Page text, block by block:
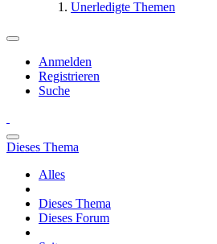
Unerledigte Themen
Anmelden
Registrieren
Suche
Dieses Thema
Alles
Dieses Thema
Dieses Forum